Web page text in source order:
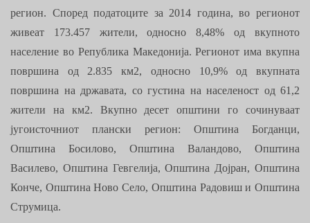
регион. Според податоците за 2014 година, во регионот
живеат 173.457 жители, односно 8,48% од вкупното
население во Република Македонија. Регионот има вкупна
површина од 2.835 км2, односно 10,9% од вкупната
површина на државата, со густина на населеност од 61,2
жители на км2. Вкупно десет општини го сочинуваат
југоисточниот плански регион: Општина Богданци,
Општина Босилово, Општина Валандово, Општина
Василево, Општина Гевгелија, Општина Дојран, Општина
Конче, Општина Ново Село, Oпштина Радовиш и Општина
Струмица.